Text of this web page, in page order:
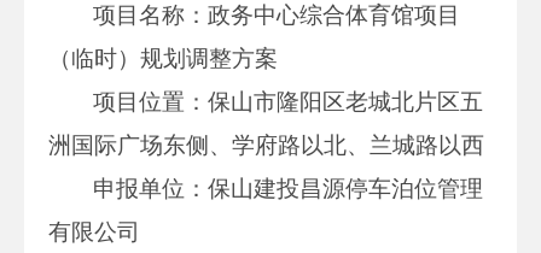
项目名称：政务中心综合体育馆项目
（临时）规划调整方案
项目位置：保山市隆阳区老城北片区五
洲国际广场东侧、学府路以北、兰城路以西
申报单位：保山建投昌源停车泊位管理
有限公司